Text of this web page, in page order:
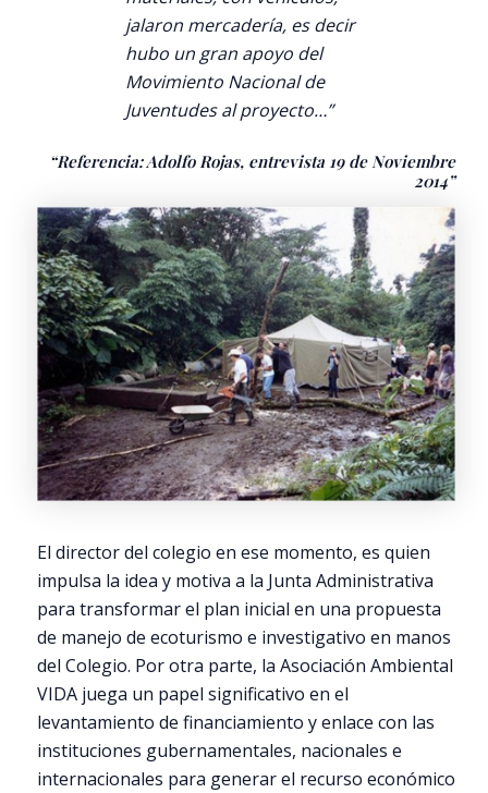
jalaron mercadería, es decir
hubo un gran apoyo del
Movimiento Nacional de
Juventudes al proyecto…”
“Referencia: Adolfo Rojas, entrevista 19 de Noviembre
2014”
El director del colegio en ese momento, es quien
impulsa la idea y motiva a la Junta Administrativa
para transformar el plan inicial en una propuesta
de manejo de ecoturismo e investigativo en manos
del Colegio. Por otra parte, la Asociación Ambiental
VIDA juega un papel significativo en el
levantamiento de financiamiento y enlace con las
instituciones gubernamentales, nacionales e
internacionales para generar el recurso económico